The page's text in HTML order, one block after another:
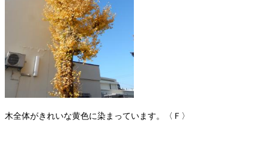
木全体がきれいな黄色に染まっています。〈Ｆ〉